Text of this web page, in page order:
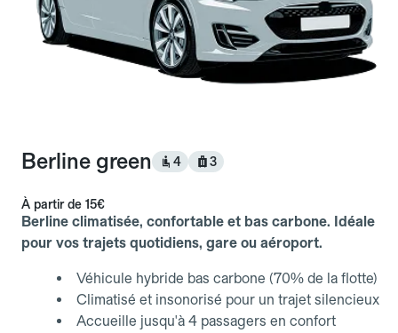
Berline green 4 3
À partir de 15€
Berline climatisée, confortable et bas carbone. Idéale
pour vos trajets quotidiens, gare ou aéroport.
Véhicule hybride bas carbone (70% de la flotte)
Climatisé et insonorisé pour un trajet silencieux
Accueille jusqu'à 4 passagers en confort